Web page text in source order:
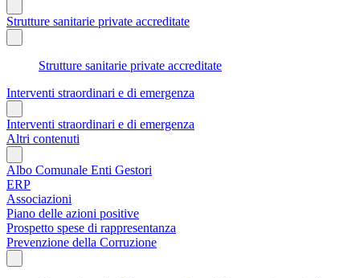
Strutture sanitarie private accreditate
Strutture sanitarie private accreditate
Interventi straordinari e di emergenza
Interventi straordinari e di emergenza
Altri contenuti
Albo Comunale Enti Gestori
ERP
Associazioni
Piano delle azioni positive
Prospetto spese di rappresentanza
Prevenzione della Corruzione